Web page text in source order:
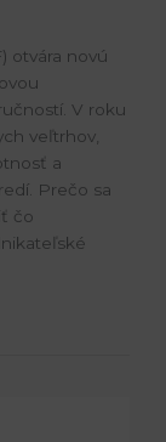
otvára novú
V roku
veľtrhov,
a
Prečo sa
čo